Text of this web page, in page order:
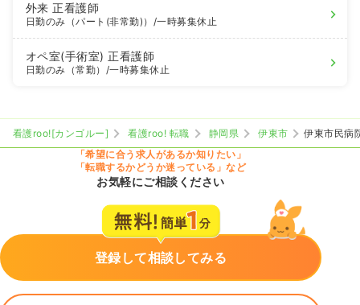
外来正看護師
日勤のみ（パート(非常勤)） /一時募集休止
オペ室(手術室)正看護師
日勤のみ（常勤） /一時募集休止
看護roo![カンゴルー] 看護roo! 転職 静岡県 伊東市
伊東市民病
「希望に合う求人があるか知りたい」
「転職するかどうか迷っている」など
お気軽にご相談ください
登録して相談してみる